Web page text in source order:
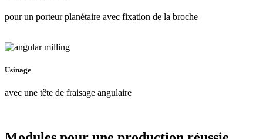
pour un porteur planétaire avec fixation de la broche
Usinage
avec une tête de fraisage angulaire